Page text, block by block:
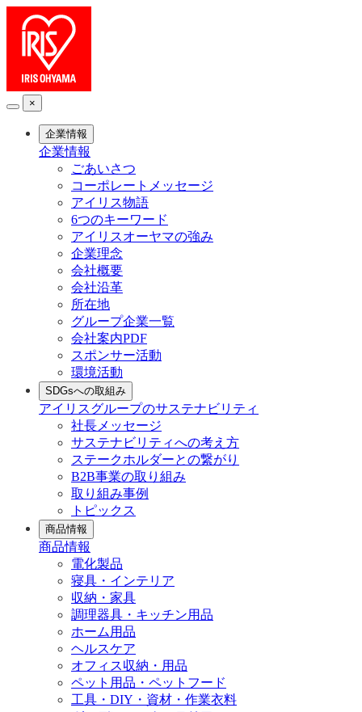
×
企業情報
企業情報
ごあいさつ
コーポレートメッセージ
アイリス物語
6つのキーワード
アイリスオーヤマの強み
企業理念
会社概要
会社沿革
所在地
グループ企業一覧
会社案内PDF
スポンサー活動
環境活動
SDGsへの取組み
アイリスグループのサステナビリティ
社長メッセージ
サステナビリティへの考え方
ステークホルダーとの繋がり
B2B事業の取り組み
取り組み事例
トピックス
商品情報
商品情報
電化製品
寝具・インテリア
収納・家具
調理器具・キッチン用品
ホーム用品
ヘルスケア
オフィス収納・用品
ペット用品・ペットフード
工具・DIY・資材・作業衣料